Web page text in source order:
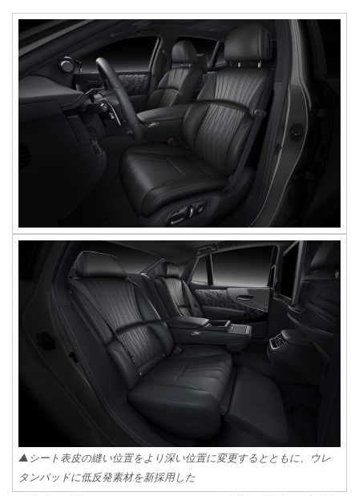
▲シート表皮の縫い位置をより深い位置に変更するとともに、ウレ
タンパッドに低反発素材を新採用した